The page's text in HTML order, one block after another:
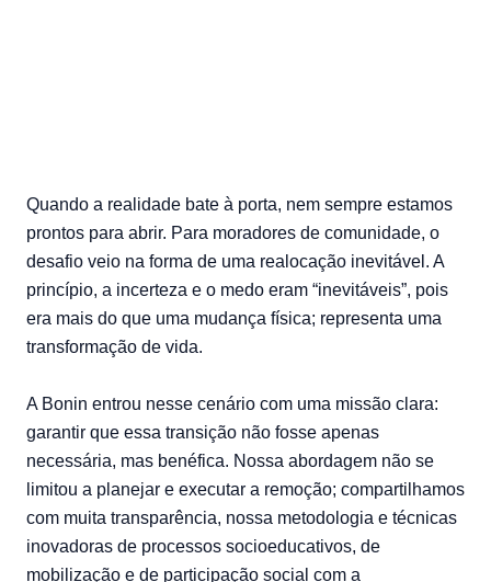
Quando a realidade bate à porta, nem sempre estamos
prontos para abrir. Para moradores de comunidade, o
desafio veio na forma de uma realocação inevitável. A
princípio, a incerteza e o medo eram “inevitáveis”, pois
era mais do que uma mudança física; representa uma
transformação de vida.
A Bonin entrou nesse cenário com uma missão clara:
garantir que essa transição não fosse apenas
necessária, mas benéfica. Nossa abordagem não se
limitou a planejar e executar a remoção; compartilhamos
com muita transparência, nossa metodologia e técnicas
inovadoras de processos socioeducativos, de
mobilização e de participação social com a